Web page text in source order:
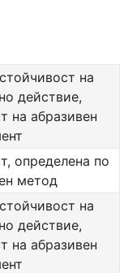
на
действие,
на абразивен
определена по
метод
на
действие,
на абразивен